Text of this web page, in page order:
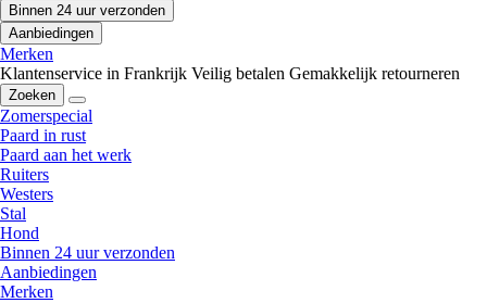
Binnen 24 uur verzonden
Aanbiedingen
Merken
Klantenservice in Frankrijk Veilig betalen Gemakkelijk retourneren
Zoeken
Zomerspecial
Paard in rust
Paard aan het werk
Ruiters
Westers
Stal
Hond
Binnen 24 uur verzonden
Aanbiedingen
Merken